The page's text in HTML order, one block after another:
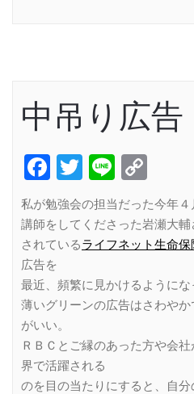
中吊り広告
Facebook
Twitter
Line
Link
私が勉強会の担当だった今年
講師をしてくださった岩瀬大
されているライフネット生命
広告を
最近、頻繁に見かけるようにな
薄いグリーンの広告はさわや
がいい。
ＲＢＣとご縁のあった方や会
界で活躍される
のを目の当たりにすると、自